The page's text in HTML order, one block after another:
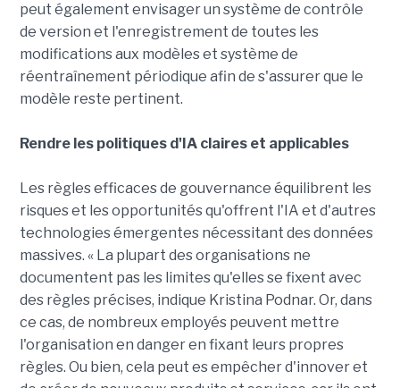
peut également envisager un système de contrôle
de version et l'enregistrement de toutes les
modifications aux modèles et système de
réentraînement périodique afin de s'assurer que le
modèle reste pertinent.
Rendre les politiques d'IA claires et applicables
Les règles efficaces de gouvernance équilibrent les
risques et les opportunités qu'offrent l'IA et d'autres
technologies émergentes nécessitant des données
massives. « La plupart des organisations ne
documentent pas les limites qu'elles se fixent avec
des règles précises, indique Kristina Podnar. Or, dans
ce cas, de nombreux employés peuvent mettre
l'organisation en danger en fixant leurs propres
règles. Ou bien, cela peut es empêcher d'innover et